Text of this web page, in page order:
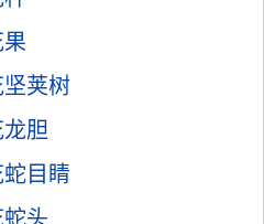
果
坚荚树
龙胆
蛇目睛
蛇头